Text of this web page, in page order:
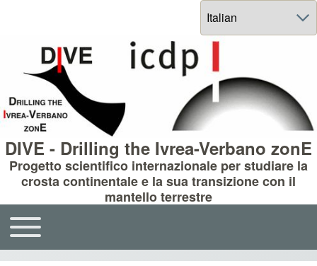
Select your language
DIVE - Drilling the Ivrea-Verbano zonE
Progetto scientifico internazionale per studiare la
crosta continentale e la sua transizione con il
mantello terrestre
Main navigation
Toggle main menu